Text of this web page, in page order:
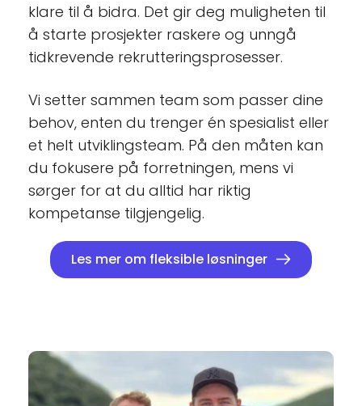
klare til å bidra. Det gir deg muligheten til
å starte prosjekter raskere og unngå
tidkrevende rekrutteringsprosesser.
Vi setter sammen team som passer dine
behov, enten du trenger én spesialist eller
et helt utviklingsteam. På den måten kan
du fokusere på forretningen, mens vi
sørger for at du alltid har riktig
kompetanse tilgjengelig.
Les mer om fleksible løsninger